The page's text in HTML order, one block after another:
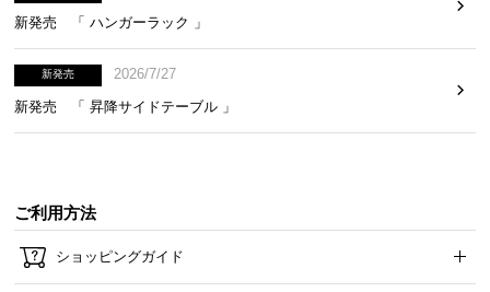
約42cm 約34cm 約85cm
新発売 「 ハンガーラック 」
新発売
2026/7/27
新発売 「 昇降サイドテーブル 」
ご利用方法
ショッピングガイド